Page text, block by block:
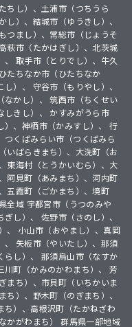
ちし）、土浦市（つちうら
し）、結城市（ゆうきし）、
つまし）、常総市（じょうそ
萩市（たかはぎし）、北茨城
取手市（とりでし）、牛久
たちなか市（ひたちなか
）、 守谷市（もりやし）、
なかし）、 筑西市（ちくせい
しきし）、 かすみがうら市
）、神栖市（かみすし）、 行
くばみらい市（つくばみら
いばらきまち）、大洗町（お
東海村（とうかいむら）、大
阿見町（あみまち）、河内町
五霞町（ごかまち）、境町
全域 宇都宮市（うつのみや
し）、 佐野市（さのし）、
、 小山市（おやまし）、真岡
、 矢板市（やいたし）、那須
らし）、 那須烏山市（なすか
川町（かみのかわまち）、 芳
まち）、市貝町（いちかいま
）、野木町（のぎまち）、
ち）、高根沢町（たかねざわ
かがわまち） 群馬県一部地域